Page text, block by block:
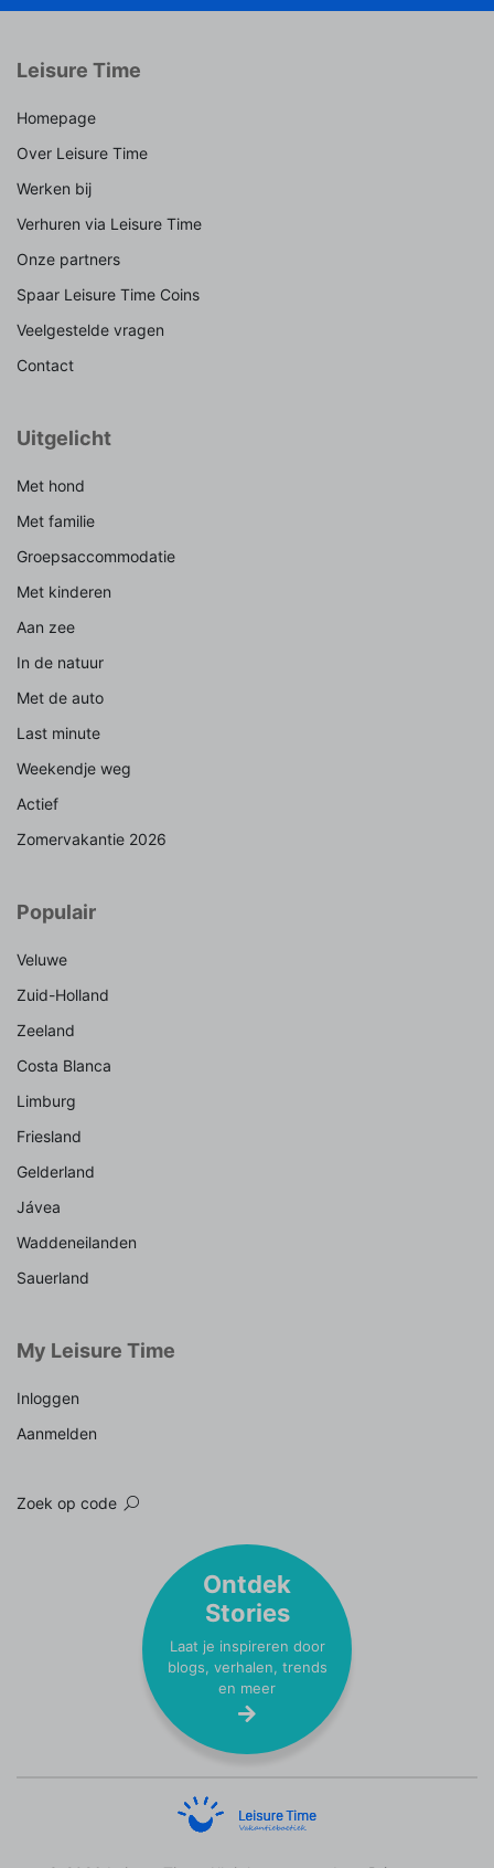
Leisure Time
Homepage
Over Leisure Time
Werken bij
Verhuren via Leisure Time
Onze partners
Spaar Leisure Time Coins
Veelgestelde vragen
Contact
Uitgelicht
Met hond
Met familie
Groepsaccommodatie
Met kinderen
Aan zee
In de natuur
Met de auto
Last minute
Weekendje weg
Actief
Zomervakantie 2026
Populair
Veluwe
Zuid-Holland
Zeeland
Costa Blanca
Limburg
Friesland
Gelderland
Jávea
Waddeneilanden
Sauerland
My Leisure Time
Inloggen
Aanmelden
Zoek op code
Ontdek
Stories
Laat je inspireren door
blogs, verhalen, trends
en meer